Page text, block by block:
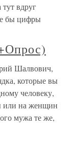
вдруг
бы цифры
Шалвович,
которые вы
человеку,
или на женщин
мужа те же,